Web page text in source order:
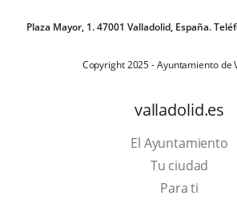
Plaza Mayor, 1. 47001 Valladolid, España.
Copyright 2025 - Ayuntamiento de
valladolid.es
El Ayuntamiento
Tu ciudad
Para ti